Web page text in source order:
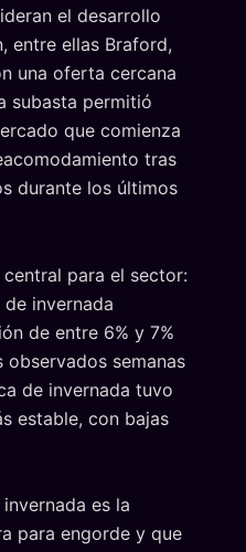
el desarrollo
entre ellas Braford,
una oferta cercana
subasta permitió
que comienza
tras
durante los últimos
para el sector:
invernada
de entre 6% y 7%
semanas
de invernada tuvo
estable, con bajas
es la
para engorde y que